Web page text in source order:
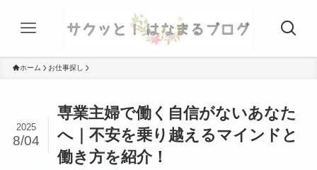
ホーム お仕事探し
専業主婦で働く自信がないあなた
へ｜不安を乗り越えるマインドと
働き方を紹介！
2025
8/04